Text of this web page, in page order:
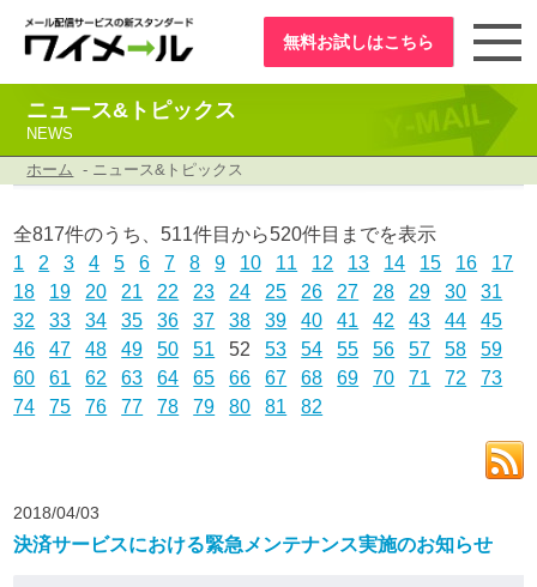
無料お試しはこちら
ニュース&トピックス
NEWS
ホーム - ニュース&トピックス
全817件のうち、511件目から520件目までを表示
1
2 3 4 5 6 7 8 9 10 11 12 13 14 15 16
17
18
19 20 21 22 23 24 25 26 27 28 29 30
31
32
33 34 35 36 37 38 39 40 41 42 43 44
45
46
47 48 49 50 51 5253 54 55 56 57 58
59
60
61 62 63 64 65 66 67 68 69 70 71 72
73
74
75 76 77 78 79 80 81 82
2018/04/03
決済サービスにおける緊急メンテナンス実施のお知らせ